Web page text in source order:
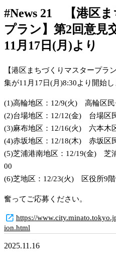
#News 21 【港区
プラン】第2回意見
11月17日(月)より
【港区まちづくりマスタープラ
集が11月17日(月)8:30より開始し
(1)高輪地区：12/9(火)　高輪区
(2)台場地区：12/12(金)　台場区
(3)麻布地区：12/16(火)　六本木
(4)赤坂地区：12/18(木)　赤坂区
(5)芝浦港南地区：12/19(金)　芝
00
(6)芝地区：12/23(火)　区役所9
奮ってご応募ください。
https://
ion.html
2025.11.16